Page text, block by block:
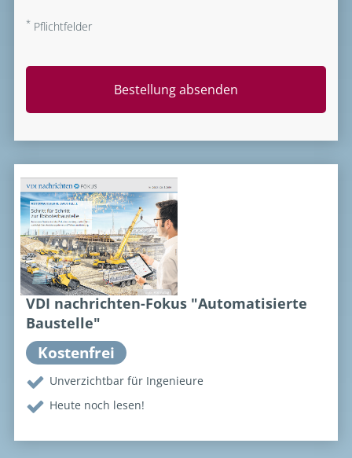
* Pflichtfelder
Bestellung absenden
VDI nachrichten-Fokus "Automatisierte
Baustelle"
Kostenfrei
Unverzichtbar für Ingenieure
Heute noch lesen!